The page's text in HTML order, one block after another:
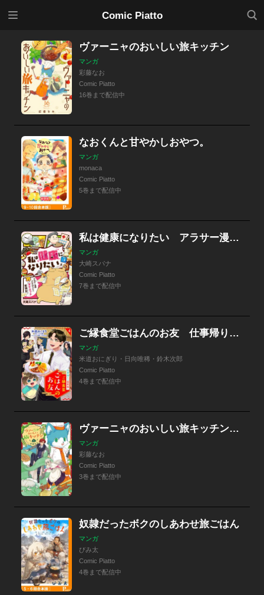
Comic Piatto
検索
ヴァーニャのおいしい旅キッチン
マンガ
彩藤なお
Comic Piatto
16巻まで配信中
なおくんと甘やかしおやつ。
マンガ
monaca
Comic Piatto
5巻まで配信中
私は健康になりたい アラサー漫画アシスタントの35キロダイエット奮闘記
マンガ
大崎スパナ
Comic Piatto
7巻まで配信中
ご縁食堂ごはんのお友 仕事帰りは異世界へ
マンガ
米道おにぎり・日向唯稀・鈴木次郎
Comic Piatto
4巻まで配信中
ヴァーニャのおいしい旅キッチン【特典つき】
マンガ
彩藤なお
Comic Piatto
3巻まで配信中
奴隷だったボクのしあわせ旅ごはん
マンガ
びみ太
Comic Piatto
4巻まで配信中